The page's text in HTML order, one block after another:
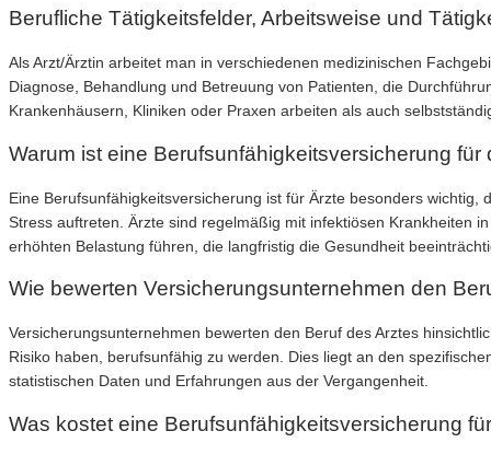
Berufliche Tätigkeitsfelder, Arbeitsweise und
Als Arzt/Ärztin arbeitet man in verschiedenen medizinischen
Diagnose, Behandlung und Betreuung von Patienten, die
Krankenhäusern, Kliniken oder Praxen arbeiten als auch
Warum ist eine Berufsunfähigkeitsversicherung für
Eine Berufsunfähigkeitsversicherung ist für Ärzte besonders
Stress auftreten. Ärzte sind regelmäßig mit infektiösen Krankheiten
erhöhten Belastung führen, die langfristig die Gesundheit
Wie bewerten Versicherungsunternehmen den
Versicherungsunternehmen bewerten den Beruf des Arztes
Risiko haben, berufsunfähig zu werden. Dies liegt an den
statistischen Daten und Erfahrungen aus der Vergangenheit.
Was kostet eine Berufsunfähigkeitsversicherung